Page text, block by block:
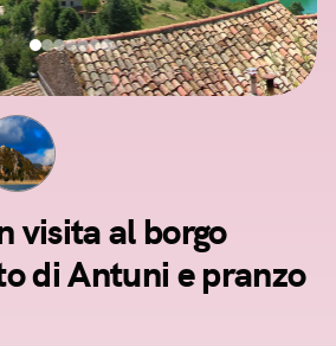
visita al borgo
di Antuni e pranzo